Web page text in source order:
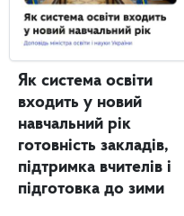
Як система освіти
входить у новий
навчальний рік
готовність закладів,
підтримка вчителів і
підготовка до зими